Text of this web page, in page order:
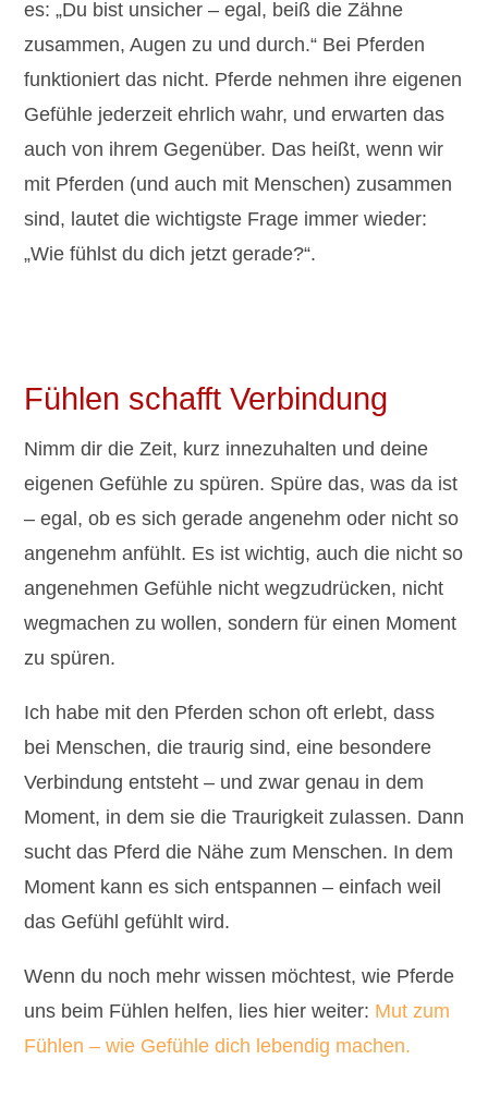
es: „Du bist unsicher – egal, beiß die Zähne
zusammen, Augen zu und durch.“ Bei Pferden
funktioniert das nicht. Pferde nehmen ihre eigenen
Gefühle jederzeit ehrlich wahr, und erwarten das
auch von ihrem Gegenüber. Das heißt, wenn wir
mit Pferden (und auch mit Menschen) zusammen
sind, lautet die wichtigste Frage immer wieder:
„Wie fühlst du dich jetzt gerade?“.
Fühlen schafft Verbindung
Nimm dir die Zeit, kurz innezuhalten und deine
eigenen Gefühle zu spüren. Spüre das, was da ist
– egal, ob es sich gerade angenehm oder nicht so
angenehm anfühlt. Es ist wichtig, auch die nicht so
angenehmen Gefühle nicht wegzudrücken, nicht
wegmachen zu wollen, sondern für einen Moment
zu spüren.
Ich habe mit den Pferden schon oft erlebt, dass
bei Menschen, die traurig sind, eine besondere
Verbindung entsteht – und zwar genau in dem
Moment, in dem sie die Traurigkeit zulassen. Dann
sucht das Pferd die Nähe zum Menschen. In dem
Moment kann es sich entspannen – einfach weil
das Gefühl gefühlt wird.
Wenn du noch mehr wissen möchtest, wie Pferde
uns beim Fühlen helfen, lies hier weiter: Mut zum
Fühlen – wie Gefühle dich lebendig machen.